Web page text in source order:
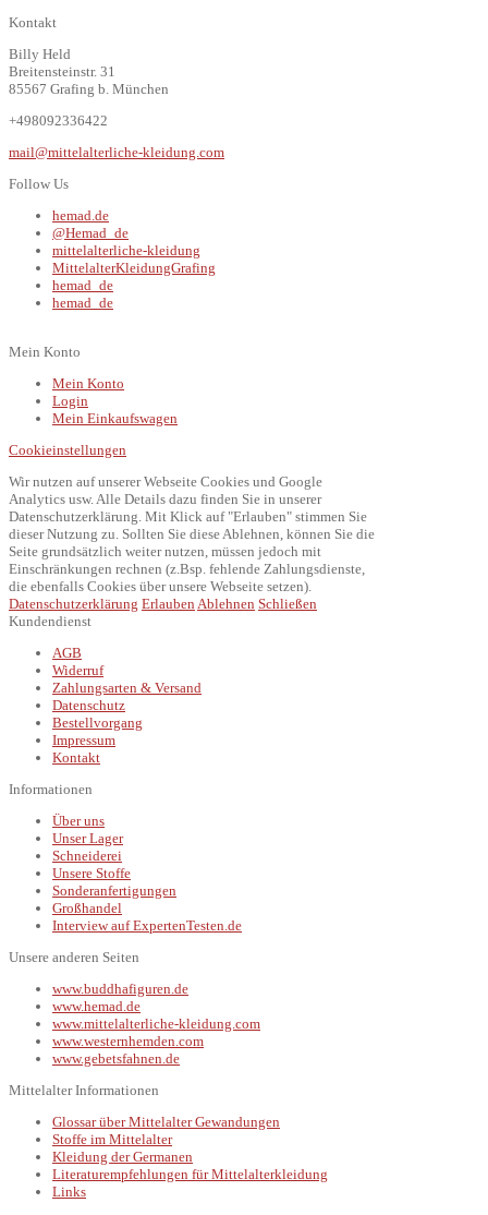
Kontakt
Billy Held
Breitensteinstr. 31
85567 Grafing b. München
+498092336422
mail@mittelalterliche-kleidung.com
Follow Us
hemad.de
@Hemad_de
mittelalterliche-kleidung
MittelalterKleidungGrafing
hemad_de
hemad_de
Mein Konto
Mein Konto
Login
Mein Einkaufswagen
Cookieinstellungen
Wir nutzen auf unserer Webseite Cookies und Google
Analytics usw. Alle Details dazu finden Sie in unserer
Datenschutzerklärung. Mit Klick auf "Erlauben" stimmen Sie
dieser Nutzung zu. Sollten Sie diese Ablehnen, können Sie die
Seite grundsätzlich weiter nutzen, müssen jedoch mit
Einschränkungen rechnen (z.Bsp. fehlende Zahlungsdienste,
die ebenfalls Cookies über unsere Webseite setzen).
Datenschutzerklärung Erlauben Ablehnen Schließen
Kundendienst
AGB
Widerruf
Zahlungsarten & Versand
Datenschutz
Bestellvorgang
Impressum
Kontakt
Informationen
Über uns
Unser Lager
Schneiderei
Unsere Stoffe
Sonderanfertigungen
Großhandel
Interview auf ExpertenTesten.de
Unsere anderen Seiten
www.buddhafiguren.de
www.hemad.de
www.mittelalterliche-kleidung.com
www.westernhemden.com
www.gebetsfahnen.de
Mittelalter Informationen
Glossar über Mittelalter Gewandungen
Stoffe im Mittelalter
Kleidung der Germanen
Literaturempfehlungen für Mittelalterkleidung
Links